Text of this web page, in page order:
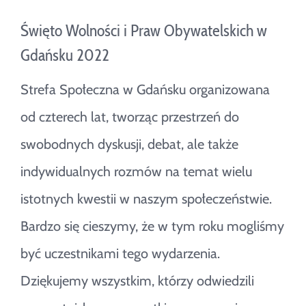
Święto Wolności i Praw Obywatelskich w
Gdańsku 2022
Strefa Społeczna w Gdańsku organizowana
od czterech lat, tworząc przestrzeń do
swobodnych dyskusji, debat, ale także
indywidualnych rozmów na temat wielu
istotnych kwestii w naszym społeczeństwie.
Bardzo się cieszymy, że w tym roku mogliśmy
być uczestnikami tego wydarzenia.
Dziękujemy wszystkim, którzy odwiedzili